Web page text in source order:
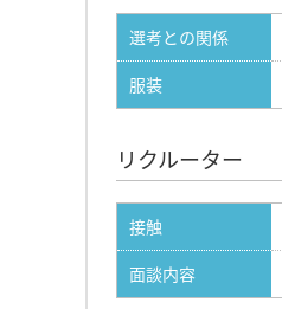
選考との関係
服装
リクルーター
接触
面談内容